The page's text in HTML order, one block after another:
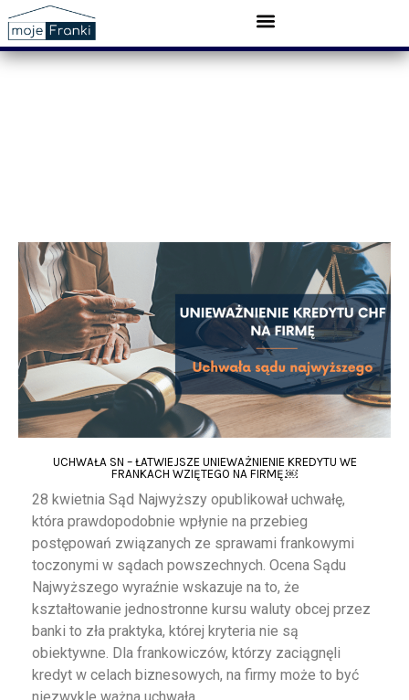
UCHWAŁA SN – ŁATWIEJSZE UNIEWAŻNIENIE KREDYTU WE
FRANKACH WZIĘTEGO NA FIRMĘ.￼
28 kwietnia Sąd Najwyższy opublikował uchwałę,
która prawdopodobnie wpłynie na przebieg
postępowań związanych ze sprawami frankowymi
toczonymi w sądach powszechnych. Ocena Sądu
Najwyższego wyraźnie wskazuje na to, że
kształtowanie jednostronne kursu waluty obcej przez
banki to zła praktyka, której kryteria nie są
obiektywne. Dla frankowiczów, którzy zaciągnęli
kredyt w celach biznesowych, na firmy może to być
niezwykle ważna uchwała.